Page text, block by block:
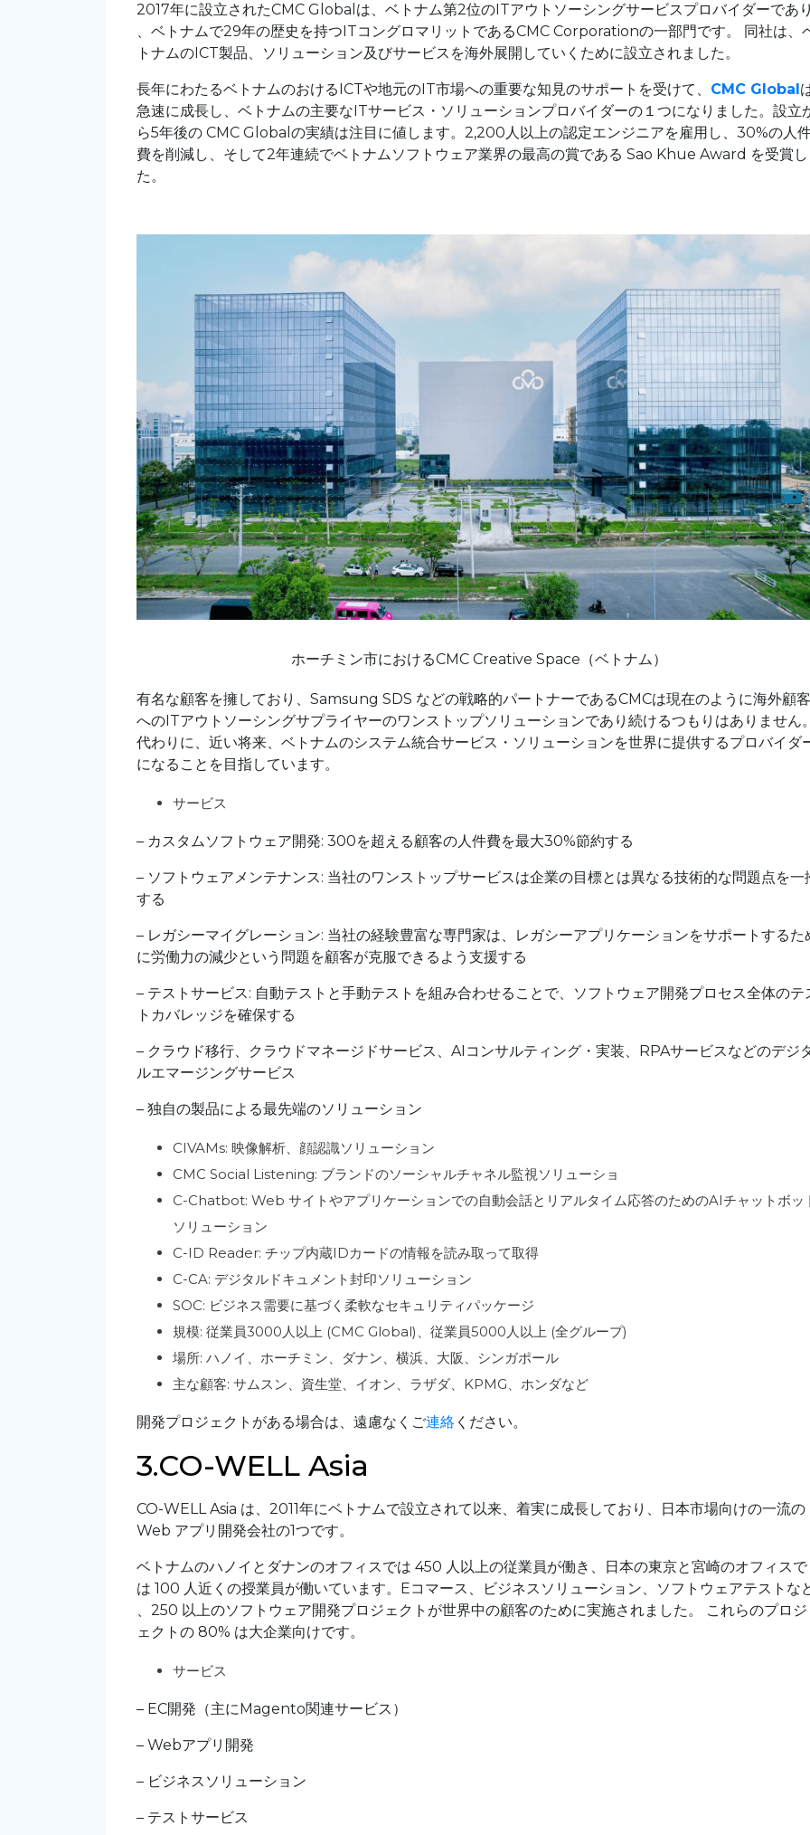
2017年に設立されたCMC Globalは、ベトナム第2位のITアウトソーシングサービスプロバイダーであ
、ベトナムで29年の歴史を持つITコングロマリットであるCMC Corporationの一部門です。 同社は、
トナムのICT製品、ソリューション及びサービスを海外展開していくために設立されました。
長年にわたるベトナムのおけるICTや地元のIT市場への重要な知見のサポートを受けて、 CMC Global
急速に成長し、ベトナムの主要なITサービス・ソリューションプロバイダーの１つになりました。設立
ら5年後の CMC Globalの実績は注目に値します。2,200人以上の認定エンジニアを雇用し、30%の人
費を削減し、そして2年連続でベトナムソフトウェア業界の最高の賞である Sao Khue Award を受賞し
た。
ホーチミン市におけるCMC Creative Space（ベトナム）
有名な顧客を擁しており、Samsung SDS などの戦略的パートナーであるCMCは現在のように海外顧客
へのITアウトソーシングサプライヤーのワンストップソリューションであり続けるつもりはありません
代わりに、近い将来、ベトナムのシステム統合サービス・ソリューションを世界に提供するプロバイダ
になることを目指しています。
サービス
– カスタムソフトウェア開発: 300を超える顧客の人件費を最大30%節約する
– ソフトウェアメンテナンス: 当社のワンストップサービスは企業の目標とは異なる技術的な問題点を一
する
– レガシーマイグレーション: 当社の経験豊富な専門家は、レガシーアプリケーションをサポートするた
に労働力の減少という問題を顧客が克服できるよう支援する
– テストサービス: 自動テストと手動テストを組み合わせることで、ソフトウェア開発プロセス全体のテ
トカバレッジを確保する
– クラウド移行、クラウドマネージドサービス、AIコンサルティング・実装、RPAサービスなどのデジ
ルエマージングサービス
– 独自の製品による最先端のソリューション
CIVAMs: 映像解析、顔認識ソリューション
CMC Social Listening: ブランドのソーシャルチャネル監視ソリューショ
C-Chatbot: Web サイトやアプリケーションでの自動会話とリアルタイム応答のためのAIチャットボッ
ソリューション
C-ID Reader: チップ内蔵IDカードの情報を読み取って取得
C-CA: デジタルドキュメント封印ソリューション
SOC: ビジネス需要に基づく柔軟なセキュリティパッケージ
規模: 従業員3000人以上 (CMC Global)、従業員5000人以上 (全グループ)
場所: ハノイ、ホーチミン、ダナン、横浜、大阪、シンガポール
主な顧客: サムスン、資生堂、イオン、ラザダ、KPMG、ホンダなど
開発プロジェクトがある場合は、遠慮なくご連絡 ください。
3.CO-WELL Asia
CO-WELL Asia は、2011年にベトナムで設立されて以来、着実に成長しており、日本市場向けの一流の
Web アプリ開発会社の1つです。
ベトナムのハノイとダナンのオフィスでは 450 人以上の従業員が働き、日本の東京と宮崎のオフィスで
は 100 人近くの授業員が働いています。Eコマース、ビジネスソリューション、ソフトウェアテストな
、250 以上のソフトウェア開発プロジェクトが世界中の顧客のために実施されました。 これらのプロジ
ェクトの 80% は大企業向けです。
サービス
– EC開発（主にMagento関連サービス）
– Webアプリ開発
– ビジネスソリューション
– テストサービス